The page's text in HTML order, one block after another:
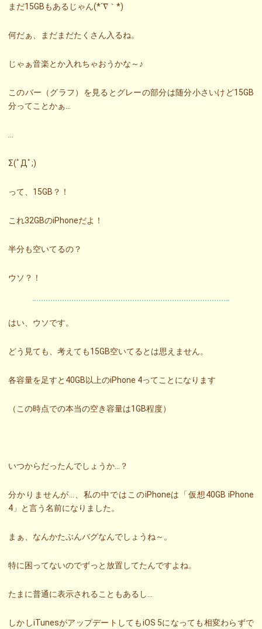
まだ15GBもあるじゃん(*´∇｀*)
何だぁ、まだまだたくさん入るね。
じゃぁ音楽とか入れちゃおうかな～♪
このバー（グラフ）を見るとグレーの部分は随分小さいけど15GB
分ってことかぁ…
Σ(ﾟДﾟ;)
って、15GB？！
これ32GBのiPhoneだよ！
半分も空いてるの？
ウソ？！
はい、ウソです。
どう見ても、考えても15GB空いてるとは思えません。
各容量を足すと40GB以上のiPhone 4ってことになります
（この時点での本当の空き容量は1GB程度）
いつからだったんでしょうか…？
分かりませんが…、私の中ではこのiPhoneは「仮想40GB iPhone
4」と言う名前になりました。
まぁ、なんかたぶんバグなんでしょうね～。
特に困ってないのでずっと放置してたんですよね。
たまに普通に表示されることもあるし…
しかしiTunesがアップデートしてもiOS 5になっても相変わらずで